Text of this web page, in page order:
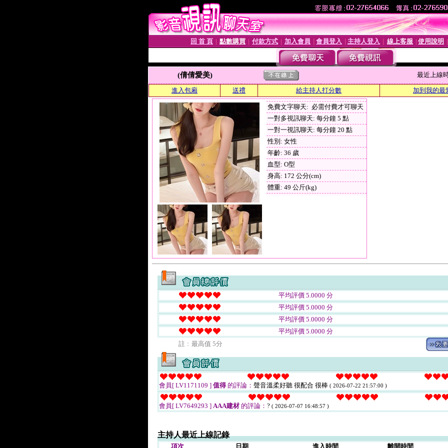
回 首 頁 點數購買 付款方式 加入會員 會員登入 主持人登入 線上客服 使用說明
(倩倩愛美) 最近上線
進入包廂 送禮 給主持人打分數 加到我的最
免費文字聊天: 必需付費才可聊天
一對多視訊聊天: 每分鐘 5 點
一對一視訊聊天: 每分鐘 20 點
性別: 女性
年齡: 36 歲
血型: O型
身高: 172 公分(cm)
體重: 49 公斤(kg)
平均評價 5.0000 分
平均評價 5.0000 分
平均評價 5.0000 分
平均評價 5.0000 分
註﹕最高值 5分
會員[ LV1171109 ] 值得的評論： 聲音溫柔好聽 很配合 很棒 ( 2026-07-22 21:57:00 )
會員[ LV7649293 ] AAA建材的評論： ? ( 2026-07-07 16:48:57 )
主持人最近上線記錄
項次 日期 進入時間 離開時間